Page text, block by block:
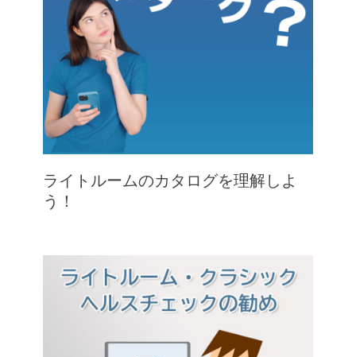
ライトルームのカタログを理解しよ
う！